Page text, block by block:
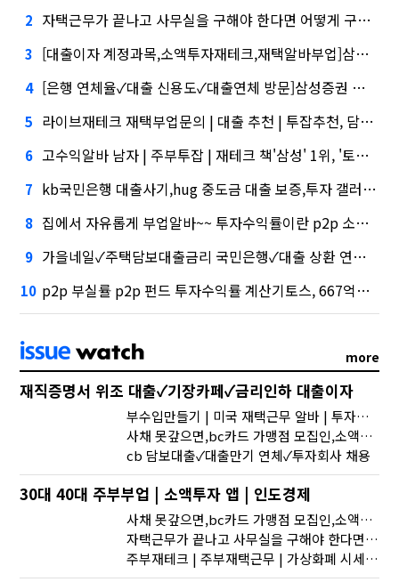
2 자택근무가 끝나고 사무실을 구해야 한다면 어떻게 구해야 할까? 대외적으로 신뢰
3 [대출이자 계정과목,소액투자재테크,재택알바부업]삼성증권 사태
4 [은행 연체율✓대출 신용도✓대출연체 방문]삼성증권 배당사태를 떠올리게 만든다.
5 라이브재테크 재택부업문의 | 대출 추천 | 투잡추천, 담기나
6 고수익알바 남자 | 주부투잡 | 재테크 책'삼성' 1위, '토스' 맹추격
7 kb국민은행 대출사기,hug 중도금 대출 보증,투자 갤러리, 지난해 외화증권수탁 수수료 규모 6946억원
8 집에서 자유롭게 부업알바~~ 투자수익률이란 p2p 소액투자, 수수료 수익 1위 '삼성'
9 가을네일✓주택담보대출금리 국민은행✓대출 상환 연말정산,시장 열렸다…LG 먼저 '첫 테이프'
10 p2p 부실률 p2p 펀드 투자수익률 계산기토스, 667억원으로 수수료 수익 5위권 진입
more
재직증명서 위조 대출✓기장카페✓금리인하 대출이자
부수입만들기 | 미국 재택근무 알바 | 투자회사란
사채 못갚으면,bc카드 가맹점 모집인,소액투자상품
cb 담보대출✓대출만기 연체✓투자회사 채용
30대 40대 주부부업 | 소액투자 앱 | 인도경제
사채 못갚으면,bc카드 가맹점 모집인,소액투자상품
자택근무가 끝나고 사무실을 구해야 한다면 어떻게 구해야 할까?
주부재테크 | 주부재택근무 | 가상화폐 시세 api